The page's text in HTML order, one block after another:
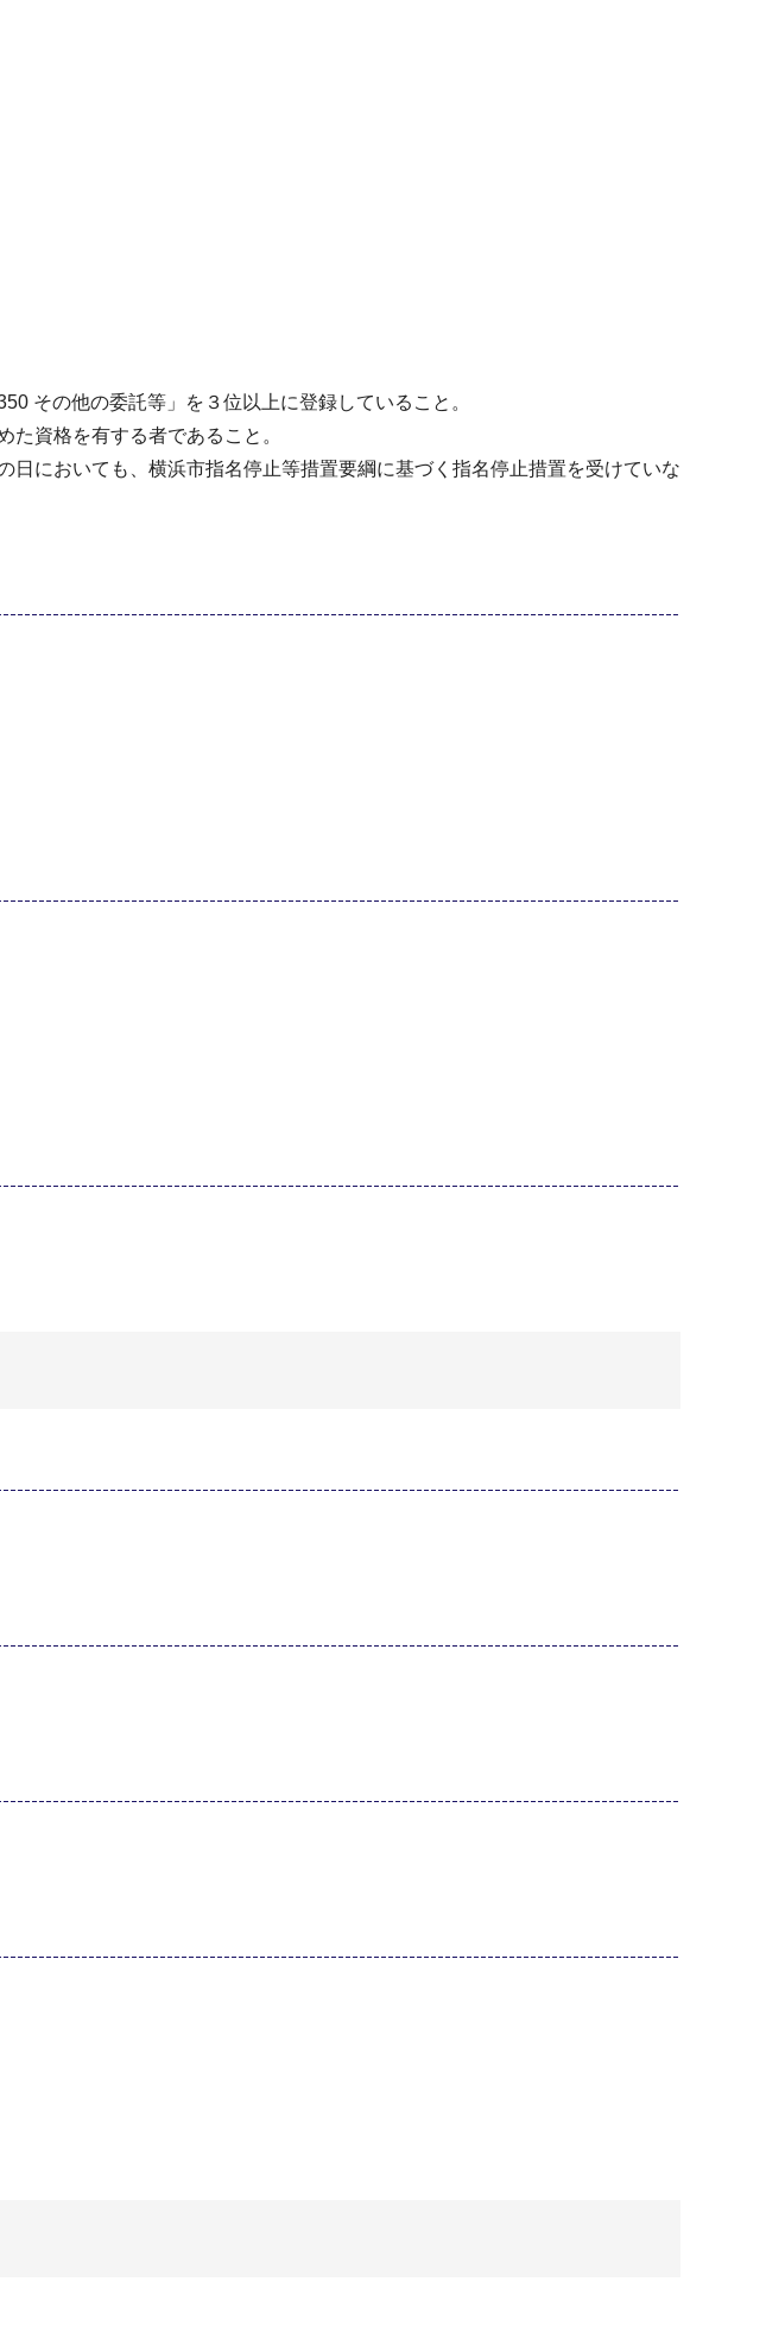
その他の委託等」を３位以上に登録していること。
資格を有する者であること。
においても、横浜市指名停止等措置要綱に基づく指名停止措置を受けていな